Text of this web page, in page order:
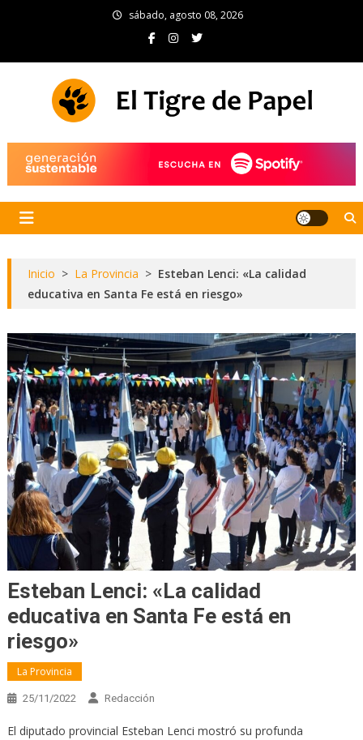
sábado, agosto 08, 2026
Inicio > La Provincia > Esteban Lenci: «La calidad
educativa en Santa Fe está en riesgo»
Esteban Lenci: «La calidad
educativa en Santa Fe está en
riesgo»
La Provincia
25/11/2022 Redacción
El diputado provincial Esteban Lenci mostró su profunda